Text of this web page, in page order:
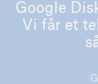
Google
Vi får et